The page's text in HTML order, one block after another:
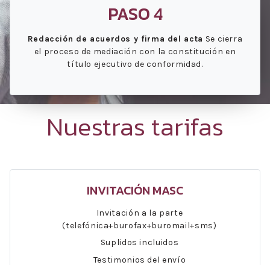
PASO 4
Redacción de acuerdos y firma del acta Se cierra
el proceso de mediación con la constitución en
título ejecutivo de conformidad.
Nuestras tarifas
INVITACIÓN MASC
Invitación a la parte
(telefónica+burofax+buromail+sms)
Suplidos incluidos
Testimonios del envío